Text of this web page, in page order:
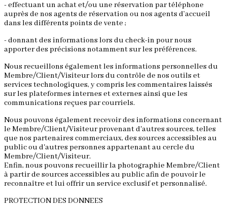
- effectuant un achat et/ou une réservation par téléphone
auprès de nos agents de réservation ou nos agents d’accueil
dans les différents points de vente ;
- donnant des informations lors du check-in pour nous
apporter des précisions notamment sur les préférences.
Nous recueillons également les informations personnelles du
Membre/Client/Visiteur lors du contrôle de nos outils et
services technologiques, y compris les commentaires laissés
sur les plateformes internes et externes ainsi que les
communications reçues par courriels.
Nous pouvons également recevoir des informations concernant
le Membre/Client/Visiteur provenant d'autres sources, telles
que nos partenaires commerciaux, des sources accessibles au
public ou d'autres personnes appartenant au cercle du
Membre/Client/Visiteur.
Enfin, nous pouvons recueillir la photographie Membre/Client
à partir de sources accessibles au public afin de pouvoir le
reconnaître et lui offrir un service exclusif et personnalisé.
PROTECTION DES DONNEES